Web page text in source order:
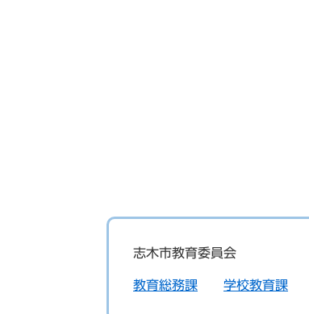
志木市教育委員会
教育総務課 学校教育課